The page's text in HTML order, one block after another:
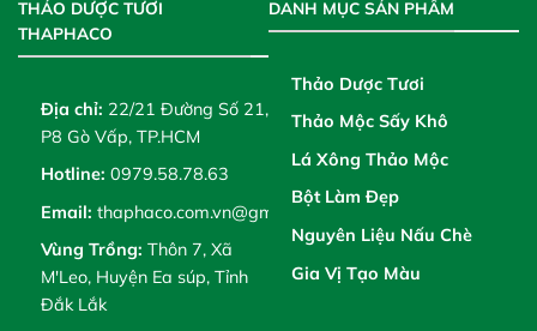
THẢO DƯỢC TƯƠI
THAPHACO
Địa chỉ: 22/21 Đường Số 21,
P8 Gò Vấp, TP.HCM
Hotline: 0979.58.78.63
Email: thaphaco.com.vn@gmail.com
Vùng Trồng: Thôn 7, Xã
M'Leo, Huyện Ea súp, Tỉnh
Đắk Lắk
DANH MỤC SẢN PHẨM
Thảo Dược Tươi
Thảo Mộc Sấy Khô
Lá Xông Thảo Mộc
Bột Làm Đẹp
Nguyên Liệu Nấu Chè
Gia Vị Tạo Màu